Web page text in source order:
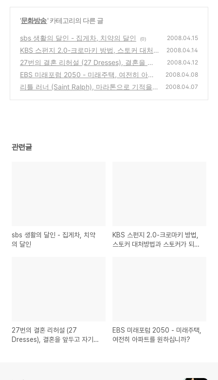
'문화방송' 카테고리의 다른 글
sbs 생활의 달인 - 집게차, 치약의 달인 (0) 2008.04.15
KBS 스펀지 2.0-크로마키 방법, 스토커 대처
방법과 스토커가 되기 쉬운 성격의 사람은?
2008.04.14
27번의 결혼 리허설 (27 Dresses), 결혼을 앞
두고 자기 자신을 찾아가는 한 여성을 그린 영
화
(0)
2008.04.12
EBS 미래포럼 2050 - 미래주택, 여전히 아파
트를 원하십니까?
(0)
2008.04.08
리틀 러너 (Saint Ralph), 마라톤으로 기적을
2008.04.07
관련글
sbs 생활의 달인 - 집게차, 치약
의 달인
KBS 스펀지 2.0-크로마키 방법,
스토커 대처방법과 스토커가 되기
27번의 결혼 리허설 (27
Dresses), 결혼을 앞두고 자기
EBS 미래포럼 2050 - 미래주택,
여전히 아파트를 원하십니까?